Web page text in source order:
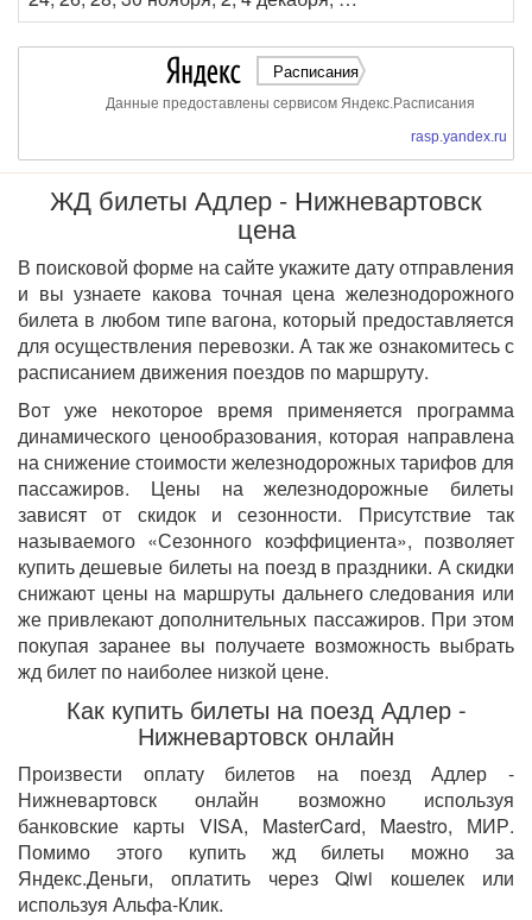
Расписания
Данные предоставлены сервисом Яндекс.Расписания
rasp.yandex.ru
ЖД билеты Адлер - Нижневартовск
цена
В поисковой форме на сайте укажите дату отправления
и вы узнаете какова точная цена железнодорожного
билета в любом типе вагона, который предоставляется
для осуществления перевозки. А так же ознакомитесь с
расписанием движения поездов по маршруту.
Вот уже некоторое время применяется программа
динамического ценообразования, которая направлена
на снижение стоимости железнодорожных тарифов для
пассажиров. Цены на железнодорожные билеты
зависят от скидок и сезонности. Присутствие так
называемого «Сезонного коэффициента», позволяет
купить дешевые билеты на поезд в праздники. А скидки
снижают цены на маршруты дальнего следования или
же привлекают дополнительных пассажиров. При этом
покупая заранее вы получаете возможность выбрать
жд билет по наиболее низкой цене.
Как купить билеты на поезд Адлер -
Нижневартовск онлайн
Произвести оплату билетов на поезд Адлер -
Нижневартовск онлайн возможно используя
банковские карты VISA, MasterCard, Maestro, МИР.
Помимо этого купить жд билеты можно за
Яндекс.Деньги, оплатить через Qiwi кошелек или
используя Альфа-Клик.